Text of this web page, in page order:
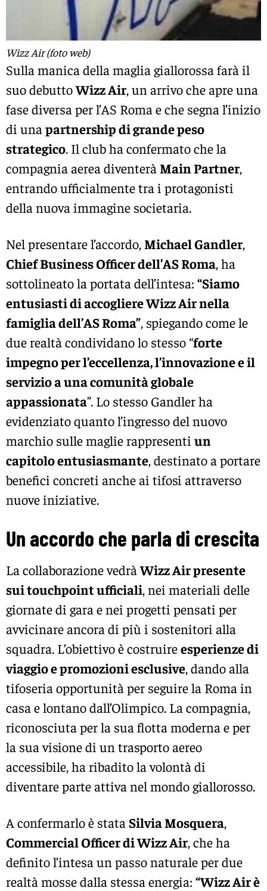
Wizz Air (foto web)
Sulla manica della maglia giallorossa farà il
suo debuttoWizz Air, un arrivo che apre una
fase diversa per l’AS Roma e che segna l’inizio
di una partnership di grande peso
strategico. Il club ha confermato che la
compagnia aerea diventerà Main Partner,
entrando ufficialmente tra i protagonisti
della nuova immagine societaria.
Nel presentare l’accordo, Michael Gandler,
Chief Business Officer dell’AS Roma, ha
sottolineato la portata dell’intesa: “Siamo
entusiasti di accogliere Wizz Air nella
famiglia dell’AS Roma”, spiegando come le
due realtà condividano lo stesso “forte
impegno per l’eccellenza, l’innovazione e il
servizio a una comunità globale
appassionata”. Lo stesso Gandler ha
evidenziato quanto l’ingresso del nuovo
marchio sulle maglie rappresenti un
capitolo entusiasmante, destinato a portare
benefici concreti anche ai tifosi attraverso
nuove iniziative.
Un accordo che parla di crescita
La collaborazione vedràWizz Air presente
sui touchpoint ufficiali, nei materiali delle
giornate di gara e nei progetti pensati per
avvicinare ancora di più i sostenitori alla
squadra. L’obiettivo è costruireesperienze di
viaggio e promozioni esclusive, dando alla
tifoseria opportunità per seguire la Roma in
casa e lontano dall’Olimpico. La compagnia,
riconosciuta per la sua flotta moderna e per
la sua visione di un trasporto aereo
accessibile, ha ribadito la volontà di
diventare parte attiva nel mondo giallorosso.
A confermarlo è stata Silvia Mosquera,
Commercial Officer di Wizz Air, che ha
definito l’intesa un passo naturale per due
realtà mosse dalla stessa energia: “Wizz Air è